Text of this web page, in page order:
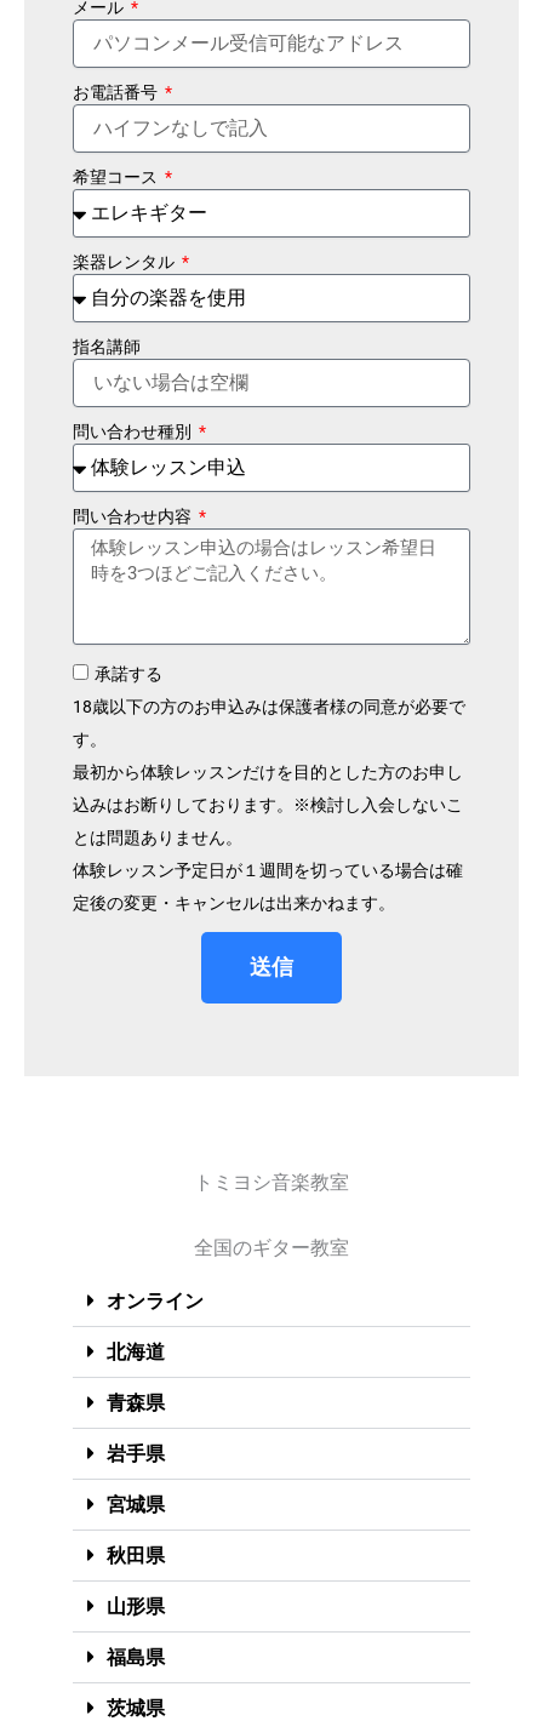
メール
お電話番号
希望コース
楽器レンタル
指名講師
問い合わせ種別
問い合わせ内容
承諾する
18歳以下の方のお申込みは保護者様の同意が必要で
す。
最初から体験レッスンだけを目的とした方のお申し
込みはお断りしております。※検討し入会しないこ
とは問題ありません。
体験レッスン予定日が１週間を切っている場合は確
定後の変更・キャンセルは出来かねます。
送信
トミヨシ音楽教室
全国のギター教室
オンライン
北海道
青森県
岩手県
宮城県
秋田県
山形県
福島県
茨城県